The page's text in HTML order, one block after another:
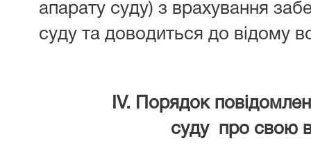
апарату суду) з врахування
суду та доводиться до відому
ІV. Порядок
суду про свою